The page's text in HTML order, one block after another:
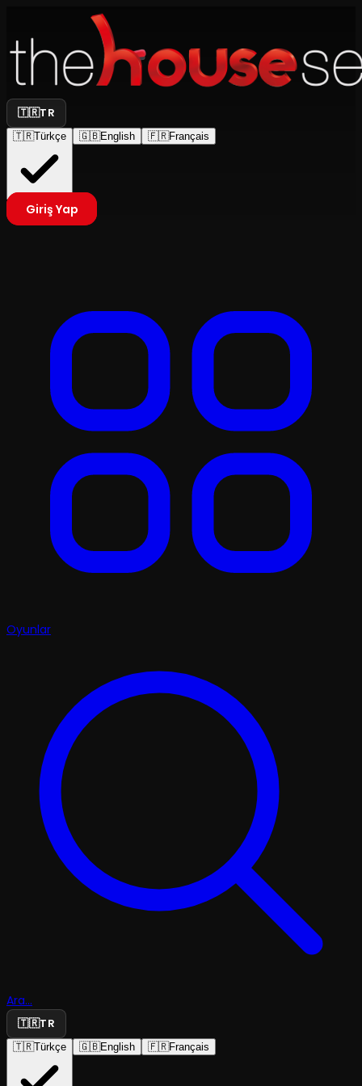
🇹🇷TR
🇹🇷Türkçe 🇬🇧English 🇫🇷Français
Giriş Yap
Oyunlar
Ara...
🇹🇷TR
🇹🇷Türkçe 🇬🇧English 🇫🇷Français